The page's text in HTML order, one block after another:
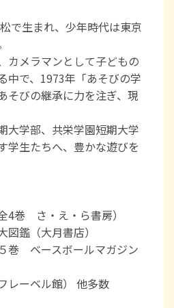
で生まれ、少年時代は東京
カメラマンとして子どもの
中で、1973年「あそびの学
そびの継承に力を注ぎ、現
大学部、共栄学園短期大学
学生たちへ、豊かな遊びを
4巻 さ・え・ら書房）
図鑑（大月書店）
巻 ベースボールマガジン
レーベル館） 他多数